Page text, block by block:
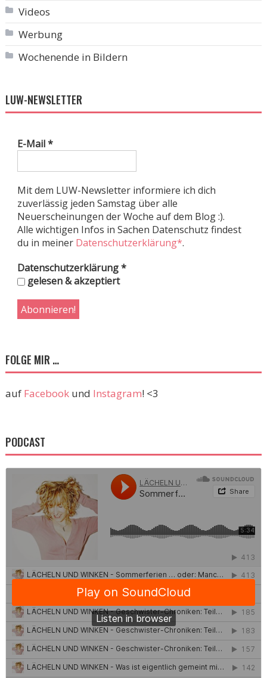
Videos
Werbung
Wochenende in Bildern
LUW-NEWSLETTER
E-Mail*
Mit dem LUW-Newsletter informiere ich dich
zuverlässig jeden Samstag über alle
Neuerscheinungen der Woche auf dem Blog :).
Alle wichtigen Infos in Sachen Datenschutz findest
du in meiner Datenschutzerklärung*.
Datenschutzerklärung*
gelesen & akzeptiert
FOLGE MIR …
auf Facebookund Instagram! <3
PODCAST